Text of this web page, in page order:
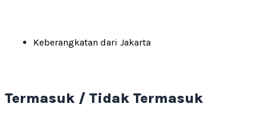
Keberangkatan dari Jakarta
Termasuk / Tidak Termasuk